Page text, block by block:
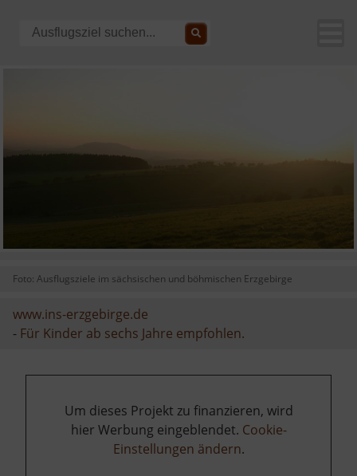
Foto: Ausflugsziele im sächsischen und böhmischen Erzgebirge
www.ins-erzgebirge.de
- Für Kinder ab sechs Jahre empfohlen.
Um dieses Projekt zu finanzieren, wird
hier Werbung eingeblendet. Cookie-
Einstellungen ändern.